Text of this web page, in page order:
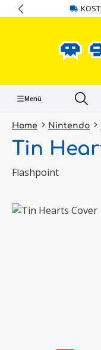
springen
Menü
Home Nintendo
Tin
Flashpoint
Bildergalerie